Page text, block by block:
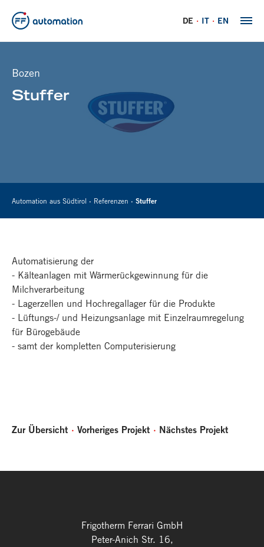
DE IT EN
Bozen
Stuffer
Automation aus Südtirol Referenzen Stuffer
Automatisierung der
- Kälteanlagen mit Wärmerückgewinnung für die
Milchverarbeitung
- Lagerzellen und Hochregallager für die Produkte
- Lüftungs-/ und Heizungsanlage mit Einzelraumregelung
für Bürogebäude
- samt der kompletten Computerisierung
Zur Übersicht Vorheriges Projekt Nächstes Projekt
Frigotherm Ferrari GmbH
Peter-Anich Str. 16,